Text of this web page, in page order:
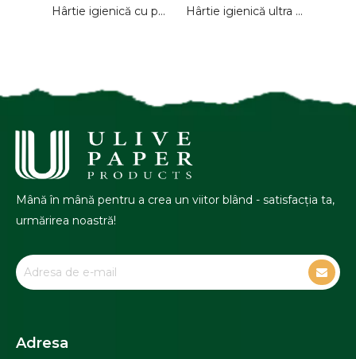
Hârtie igienică cu pastă pură, rolă de 3 straturi, hârtie de șervețel, rolă standard, cu spălare, cameră de oaspeți, baie, Ulive, personalizat cu ridicata Hârtie igienică ultra moale Jumbo Roll de bună calitate Ulive Virgin
Mână în mână pentru a crea un viitor blând - satisfacția ta,
urmărirea noastră!
Adresa